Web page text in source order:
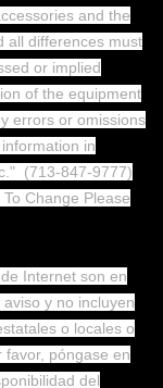
and the
all differences must
or implied
of the equipment
errors or omissions
in
(713-847-9777)
Change Please
Internet son en
y no incluyen
o locales o
póngase en
del